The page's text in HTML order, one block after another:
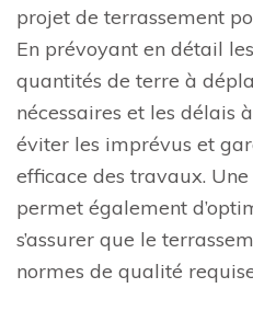
projet de terrassement
En prévoyant en détail
quantités de terre à
nécessaires et les délais
éviter les imprévus et
efficace des travaux.
permet également
s’assurer que le
normes de qualité